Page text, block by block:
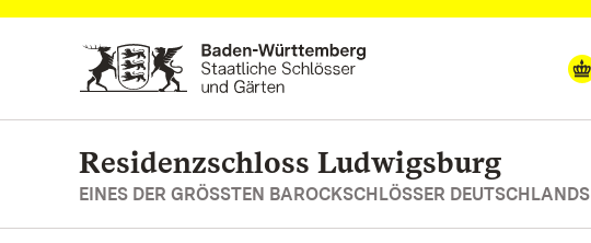
Zum Hauptinhalt springen
Residenzschloss Ludwigsburg
EINES DER GRÖSSTEN BAROCKSCHLÖSSER DEUTSCHLANDS